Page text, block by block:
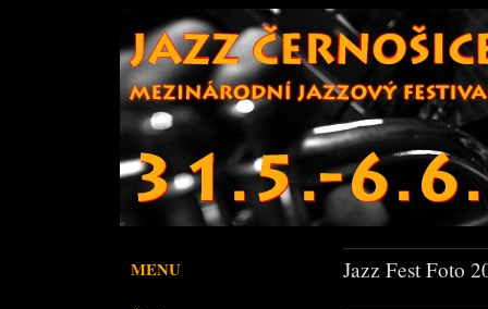
MENU Jazz Fest Foto